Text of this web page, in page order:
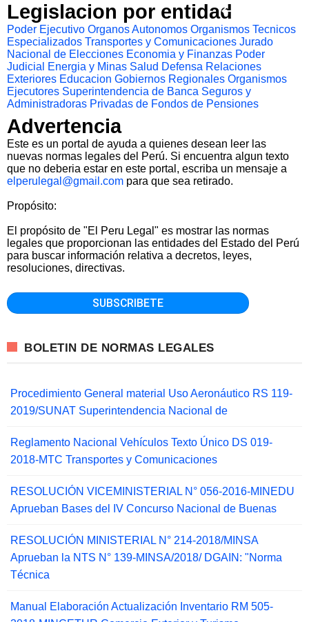
Legislacion por entidad
Poder Ejecutivo Organos Autonomos Organismos Tecnicos
Especializados Transportes y Comunicaciones Jurado
Nacional de Elecciones Economia y Finanzas Poder
Judicial
Energia y Minas Salud Defensa Relaciones
Exteriores Educacion Gobiernos Regionales Organismos
Ejecutores Superintendencia de Banca Seguros y
Administradoras Privadas de Fondos de Pensiones
Advertencia
Este es un portal de ayuda a quienes desean leer las
nuevas normas legales del Perú. Si encuentra algun texto
que no deberia estar en este portal, escriba un mensaje a
elperulegal@gmail.com para que sea retirado.
Propósito:
El propósito de "El Peru Legal" es mostrar las normas
legales que proporcionan las entidades del Estado del Perú
para buscar información relativa a decretos, leyes,
resoluciones, directivas.
BOLETIN DE NORMAS LEGALES
Procedimiento General material Uso Aeronáutico RS 119-
2019/SUNAT Superintendencia Nacional de
Reglamento Nacional Vehículos Texto Único DS 019-
2018-MTC Transportes y Comunicaciones
RESOLUCIÓN VICEMINISTERIAL N° 056-2016-MINEDU
Aprueban Bases del IV Concurso Nacional de Buenas
RESOLUCIÓN MINISTERIAL N° 214-2018/MINSA
Aprueban la NTS N° 139-MINSA/2018/ DGAIN: "Norma
Técnica
Manual Elaboración Actualización Inventario RM 505-